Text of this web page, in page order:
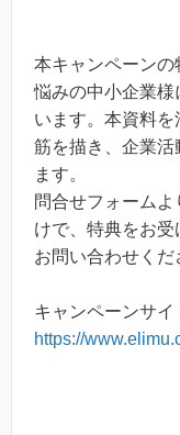
本キャンペーン
悩みの中小企業様
います。本資料
筋を描き、企業活
ます。
問合せフォーム
けで、特典をお
お問い合わせくだ
キャンペーンサ
https://